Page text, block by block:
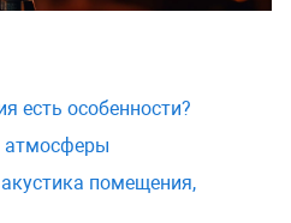
есть особенности?
атмосферы
помещения,